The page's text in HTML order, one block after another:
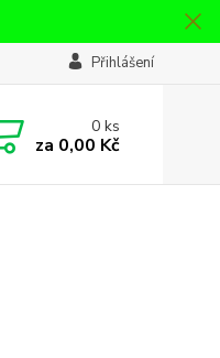
Přihlášení
0ks
za 0,00 Kč